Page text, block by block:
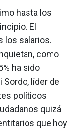
hasta los
El
los salarios.
como
ha sido
Sordo, líder de
políticos
quizá
que hoy